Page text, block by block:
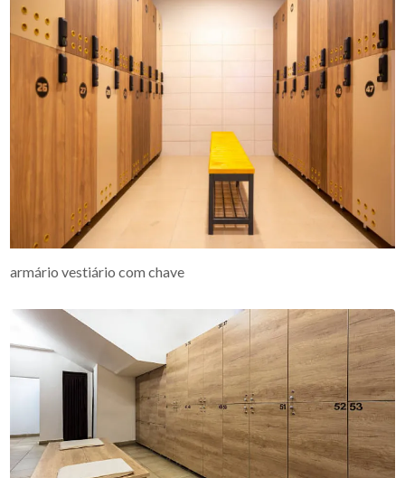
armário vestiário com chave